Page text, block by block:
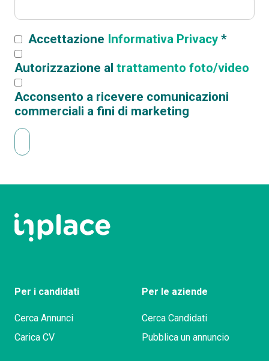
Accettazione Informativa Privacy *
Autorizzazione al trattamento foto/video
Acconsento a ricevere comunicazioni
commerciali a fini di marketing
Per i candidati
Cerca Annunci
Carica CV
Per le aziende
Cerca Candidati
Pubblica un annuncio